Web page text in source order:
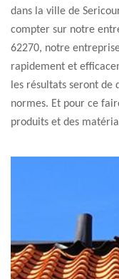
dans la ville de
compter sur notre
62270, notre
rapidement et
les résultats seront
normes. Et pour ce
produits et des